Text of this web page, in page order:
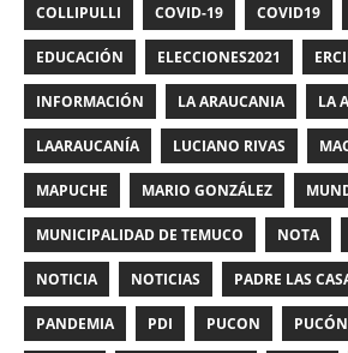
COLLIPULLI COVID-19 COVID19
EDUCACIÓN ELECCIONES2021
INFORMACIÓN LA ARAUCANIA LA
LAARAUCANÍA LUCIANO RIVAS
MAPUCHE MARIO GONZÁLEZ
MUNICIPALIDAD DE TEMUCO NOTA
NOTICIA NOTICIAS PADRE LAS
PANDEMIA PDI PUCON PUCÓN